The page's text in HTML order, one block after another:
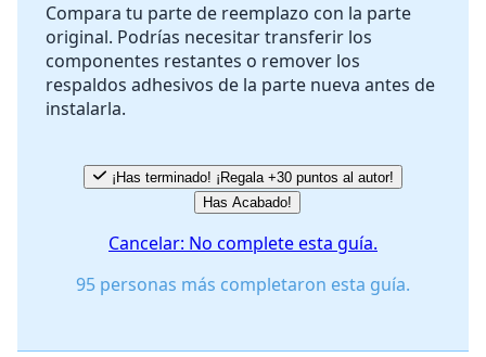
Compara tu parte de reemplazo con la parte
original. Podrías necesitar transferir los
componentes restantes o remover los
respaldos adhesivos de la parte nueva antes de
instalarla.
¡Has terminado! ¡Regala +30 puntos al autor!
Has Acabado!
Cancelar: No complete esta guía.
95 personas más completaron esta guía.